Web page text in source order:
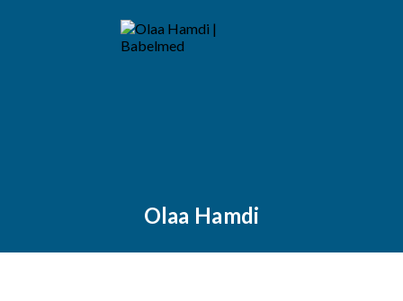
Olaa Hamdi